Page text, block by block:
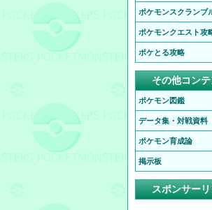
ポケモンスクランブ
ポケモンクエスト攻
ポケとる攻略
その他コン
ポケモン図鑑
データ集・対戦資料
ポケモン育成論
掲示板
スポンサー